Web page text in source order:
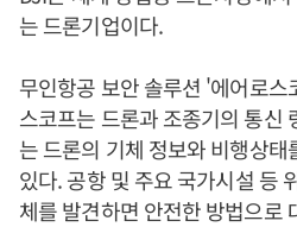
는 드론기업이다.
무인항공 보안 솔루션 '에어로
스코프는 드론과 조종기의 통신
는 드론의 기체 정보와 비행상
있다. 공항 및 주요 국가시설 등
체를 발견하면 안전한 방법으로